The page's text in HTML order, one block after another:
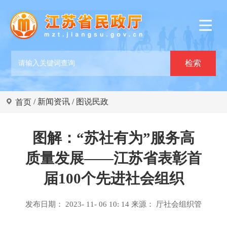
首页 / 新闻资讯 / 图说民政
图解：“苏社有为”服务高
质量发展——江苏省表彰首
届100个先进社会组织
发布日期： 2023- 11- 06 10: 14 来源： 厅社会组织管